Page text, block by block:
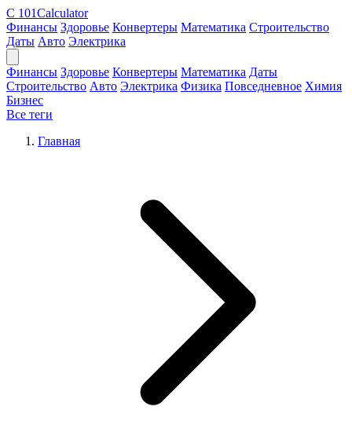
C 101Calculator
Финансы Здоровье Конвертеры Математика Строительство
Даты Авто Электрика
Финансы Здоровье Конвертеры Математика Даты
Строительство Авто Электрика Физика Повседневное Химия
Бизнес
Все теги
Главная